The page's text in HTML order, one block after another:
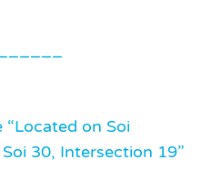
on Soi
30, Intersection 19”